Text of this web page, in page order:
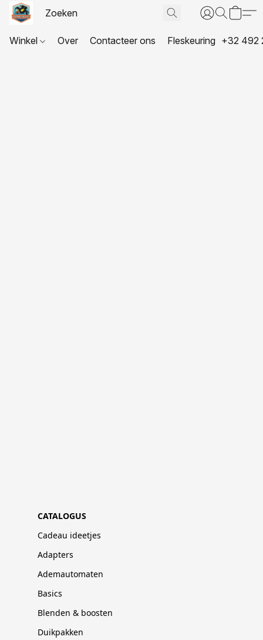
Winkel Over Contacteer ons Fleskeuring +32 492
CATALOGUS
Cadeau ideetjes
Adapters
Ademautomaten
Basics
Blenden & boosten
Duikpakken